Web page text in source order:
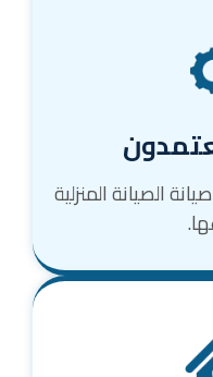
الصيانة المنزلية